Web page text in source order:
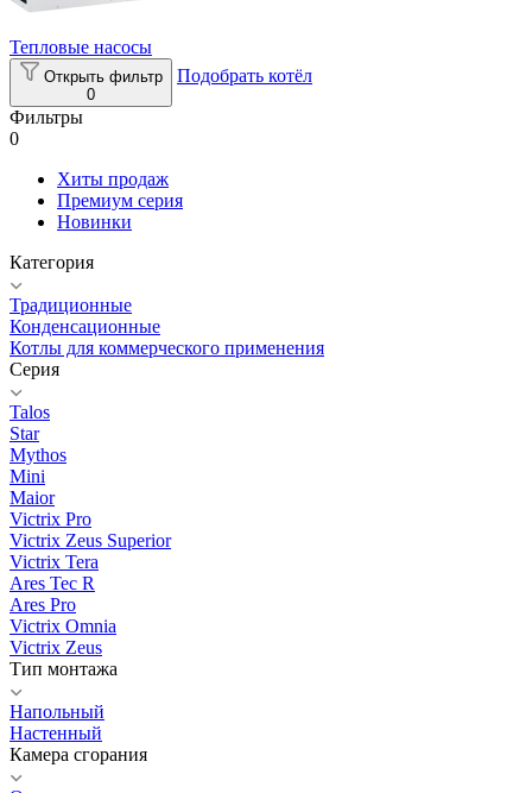
Тепловые насосы
Открыть фильтр
0
Подобрать котёл
Фильтры
0
Хиты продаж
Премиум серия
Новинки
Категория
Традиционные
Конденсационные
Котлы для коммерческого применения
Серия
Talos
Star
Mythos
Mini
Maior
Victrix Pro
Victrix Zeus Superior
Victrix Tera
Ares Tec R
Ares Pro
Victrix Omnia
Victrix Zeus
Тип монтажа
Напольный
Настенный
Камера сгорания